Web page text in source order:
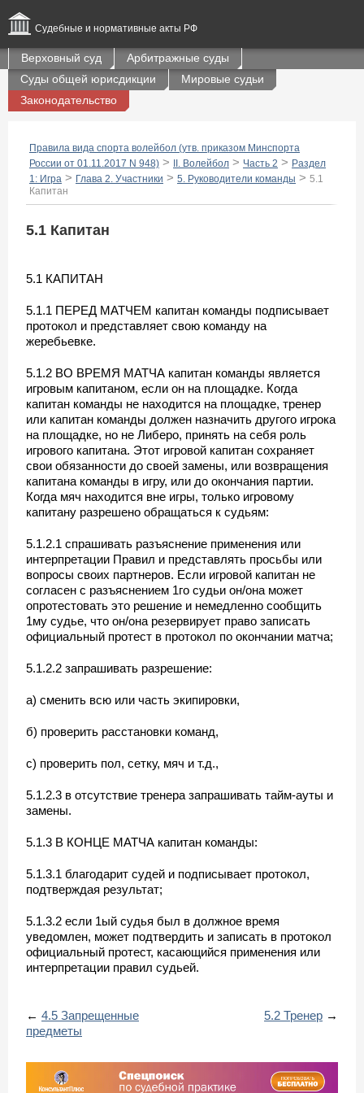
Судебные и нормативные акты РФ
Верховный суд
Арбитражные суды
Суды общей юрисдикции
Мировые судьи
Законодательство
Правила вида спорта волейбол (утв. приказом Минспорта
России от 01.11.2017 N 948) > II. Волейбол > Часть 2 > Раздел
1: Игра > Глава 2. Участники > 5. Руководители команды > 5.1
Капитан
5.1 Капитан
5.1 КАПИТАН
5.1.1 ПЕРЕД МАТЧЕМ капитан команды подписывает
протокол и представляет свою команду на
жеребьевке.
5.1.2 ВО ВРЕМЯ МАТЧА капитан команды является
игровым капитаном, если он на площадке. Когда
капитан команды не находится на площадке, тренер
или капитан команды должен назначить другого игрока
на площадке, но не Либеро, принять на себя роль
игрового капитана. Этот игровой капитан сохраняет
свои обязанности до своей замены, или возвращения
капитана команды в игру, или до окончания партии.
Когда мяч находится вне игры, только игровому
капитану разрешено обращаться к судьям:
5.1.2.1 спрашивать разъяснение применения или
интерпретации Правил и представлять просьбы или
вопросы своих партнеров. Если игровой капитан не
согласен с разъяснением 1го судьи он/она может
опротестовать это решение и немедленно сообщить
1му судье, что он/она резервирует право записать
официальный протест в протокол по окончании матча;
5.1.2.2 запрашивать разрешение:
а) сменить всю или часть экипировки,
б) проверить расстановки команд,
с) проверить пол, сетку, мяч и т.д.,
5.1.2.3 в отсутствие тренера запрашивать тайм-ауты и
замены.
5.1.3 В КОНЦЕ МАТЧА капитан команды:
5.1.3.1 благодарит судей и подписывает протокол,
подтверждая результат;
5.1.3.2 если 1ый судья был в должное время
уведомлен, может подтвердить и записать в протокол
официальный протест, касающийся применения или
интерпретации правил судьей.
← 4.5 Запрещенные
предметы
5.2 Тренер →